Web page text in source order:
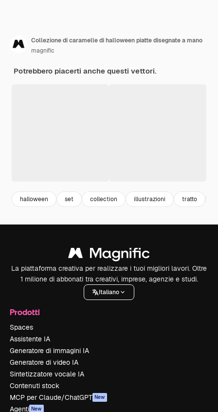
Collezione di caramelle di halloween piatte disegnate a mano
magnific
Potrebbero piacerti anche questi vettori.
halloween set collection illustrazioni tratto
La piattaforma creativa per realizzare i tuoi migliori lavori. Oltre
1 milione di abbonati tra creativi, imprese, agenzie e studi.
Italiano
Prodotti
Spaces
Assistente IA
Generatore di immagini IA
Generatore di video IA
Sintetizzatore vocale IA
Contenuti stock
MCP per Claude/ChatGPT New
Agenti New